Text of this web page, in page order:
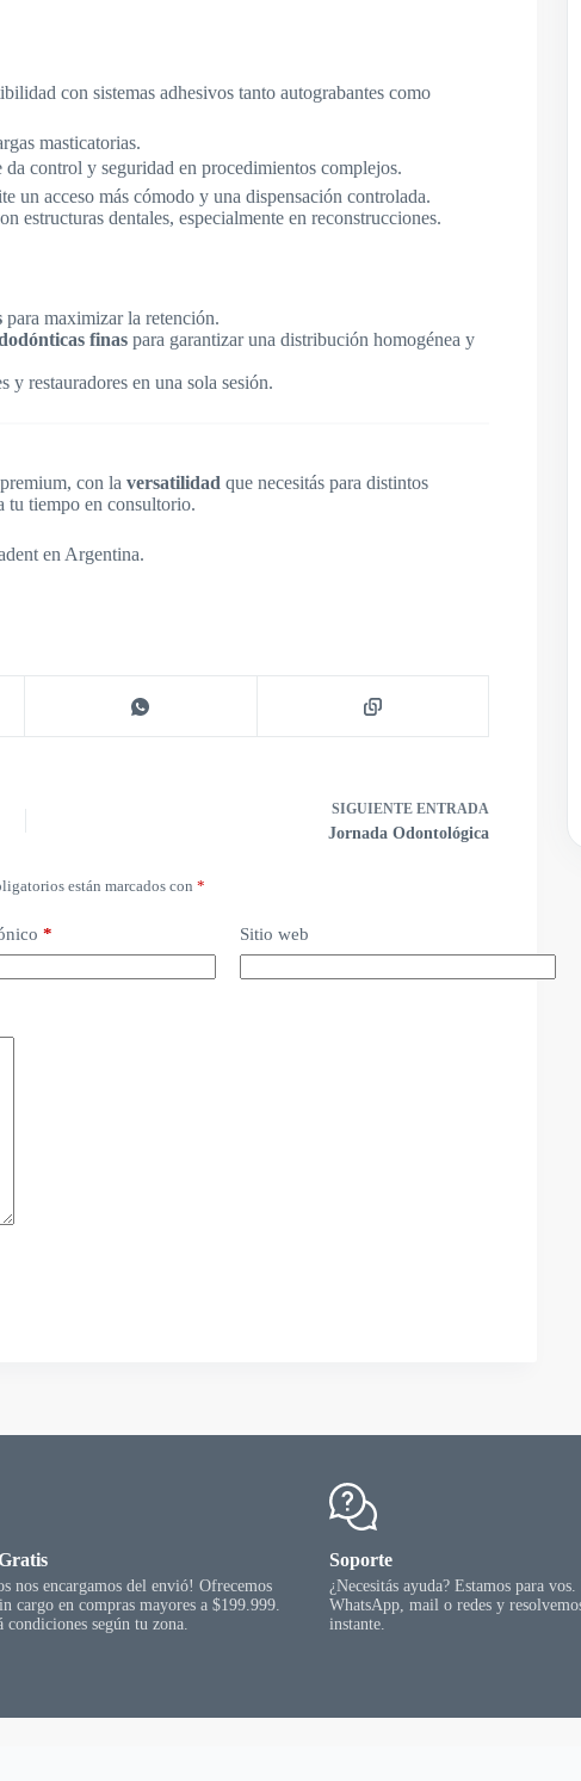
con sistemas adhesivos tanto autograbantes como
masticatorias.
da control y seguridad en procedimientos complejos.
un acceso más cómodo y una dispensación controlada.
estructuras dentales, especialmente en reconstrucciones.
para maximizar la retención.
finas para garantizar una distribución homogénea y
y restauradores en una sola sesión.
con la versatilidad que necesitás para distintos
tu tiempo en consultorio.
en Argentina.
SIGUIENTEENTRADA
Jornada Odontológica
están marcados con *
* Sitio web
nos encargamos del envió! Ofrecemos
cargo en compras mayores a $199.999.
condiciones según tu zona.
Soporte
¿Necesitás ayuda? Estamos para
WhatsApp, mail o redes y
instante.